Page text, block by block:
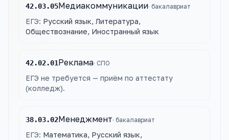
42.03.05Медиакоммуникации· бакалавриат
ЕГЭ: Русский язык, Литература,
Обществознание, Иностранный язык
42.02.01Реклама· СПО
ЕГЭ не требуется — приём по аттестату
(колледж).
38.03.02Менеджмент· бакалавриат
ЕГЭ: Математика, Русский язык,